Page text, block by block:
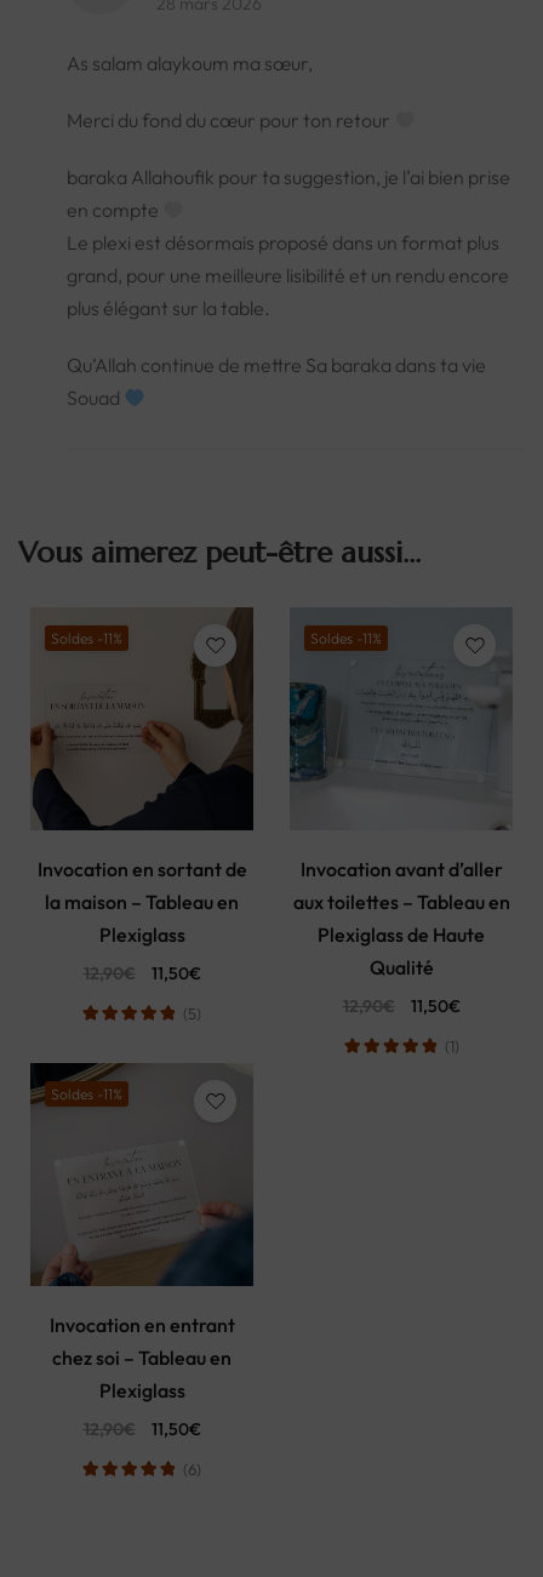
As salam alaykoum ma sœur,
Merci du fond du cœur pour ton retour
baraka Allahoufik pour ta suggestion, je l’ai bien prise
en compte
Le plexi est désormais proposé dans un format plus
grand, pour une meilleure lisibilité et un rendu encore
plus élégant sur la table.
Qu’Allah continue de mettre Sa baraka dans ta vie
Souad
Vous aimerez peut-être aussi…
Soldes -11%
Invocation en sortant de
la maison – Tableau en
Plexiglass
12,90€ 11,50€
(5)
Soldes -11%
Invocation avant d’aller
aux toilettes – Tableau en
Plexiglass de Haute
Qualité
12,90€ 11,50€
(1)
Soldes -11%
Invocation en entrant
chez soi – Tableau en
Plexiglass
12,90€ 11,50€
(6)